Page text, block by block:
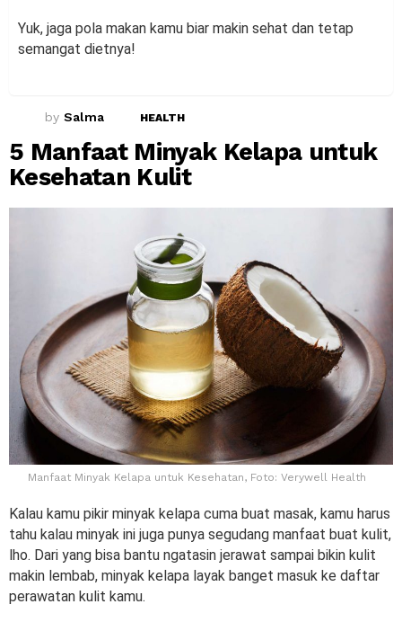
Yuk, jaga pola makan kamu biar makin sehat dan tetap
semangat dietnya!
by Salma HEALTH
5 Manfaat Minyak Kelapa untuk
Kesehatan Kulit
Manfaat Minyak Kelapa untuk Kesehatan, Foto: Verywell Health
Kalau kamu pikir minyak kelapa cuma buat masak, kamu harus
tahu kalau minyak ini juga punya segudang manfaat buat kulit,
lho. Dari yang bisa bantu ngatasin jerawat sampai bikin kulit
makin lembab, minyak kelapa layak banget masuk ke daftar
perawatan kulit kamu.